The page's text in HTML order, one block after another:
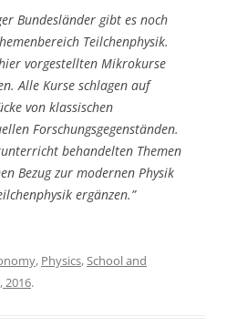
Bundesländer gibt es noch
Teilchenphysik.
vorgestellten Mikrokurse
Alle Kurse schlagen auf
von klassischen
Forschungsgegenständen.
behandelten Themen
Bezug zur modernen Physik
ergänzen.”
, Physics,School and
2016.